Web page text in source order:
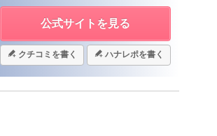
公式サイトを見る
クチコミを書く ハナレポを書く